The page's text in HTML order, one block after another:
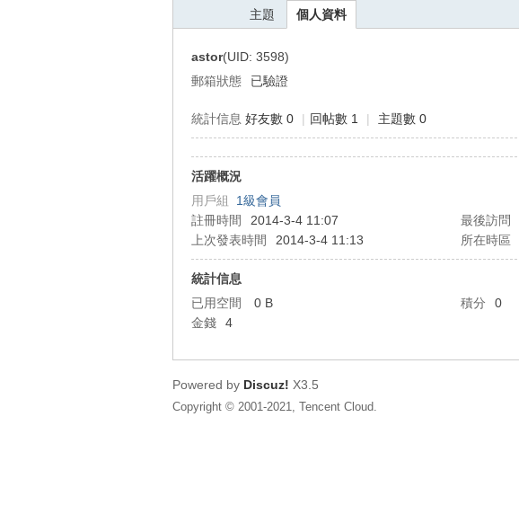
主題 個人資料
astor(UID: 3598)
郵箱狀態
已驗證
統計信息 好友數 0 | 回帖數 1 | 主題數 0
活躍概況
用戶組 1級會員
註冊時間
2014-3-4 11:07 最後訪問
上次發表時間
2014-3-4 11:13 所在時區
統計信息
已用空間
0 B 積分 0
金錢
4
Powered by Discuz! X3.5
Copyright © 2001-2021, Tencent Cloud.